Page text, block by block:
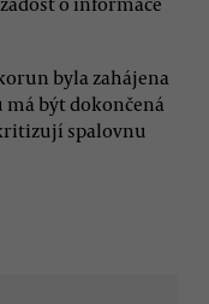
byla zahájena
má být dokončená
spalovnu